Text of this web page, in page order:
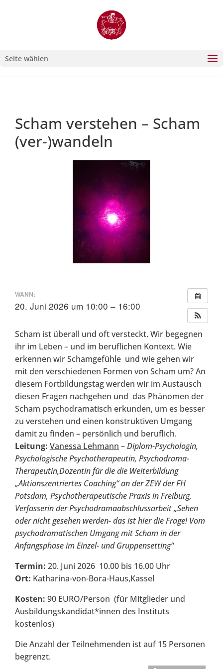
Seite wählen
Scham verstehen – Scham
(ver-)wandeln
WANN:
20. Juni 2026 um 10:00 – 16:00
Scham ist überall und oft versteckt. Wir begegnen
ihr im Leben – und im beruflichen Kontext. Wie
erkennen wir Schamgefühle und wie gehen wir
mit den verschiedenen Formen von Scham um? An
diesem Fortbildungstag werden wir im Austausch
diesen Fragen nachgehen und das Phänomen der
Scham psychodramatisch erkunden, um es besser
zu verstehen und einen konstruktiven Umgang
damit zu finden – persönlich und beruflich.
Leitung: Vanessa Lehmann –Diplom-Psychologin,
Psychologische Psychotherapeutin, Psychodrama-
Therapeutin,Dozentin für die die Weiterbildung
„Aktionszentriertes Coaching“ an der ZEW der FH
Potsdam, Psychotherapeutische Praxis in Freiburg,
Verfasserin der Psychodramaabschlussarbeit„Sehen
oder nicht gesehen werden- das ist hier die Frage!Vom
psychodramatischen Umgang mit Scham in der
Anfangsphaseim Einzel- und Gruppensetting“
Termin: 20. Juni 2026 10.00 bis 16.00 Uhr
Ort: Katharina-von-Bora-Haus,Kassel
Kosten: 90 EURO/Person (für Mitglieder und
Ausbildungskandidat*innen des Instituts
kostenlos)
Die Anzahl der Teilnehmenden ist auf 15 Personen
begrenzt.